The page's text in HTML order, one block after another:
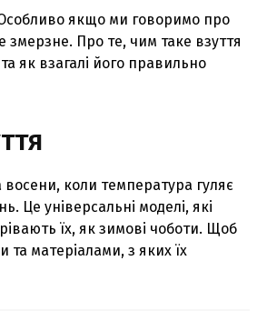
якщо ми говоримо про
Про те, чим таке взуття
як взагалі його правильно
восени, коли температура гуляє
Це універсальні моделі, які
їх, як зимові чоботи. Щоб
та матеріалами, з яких їх